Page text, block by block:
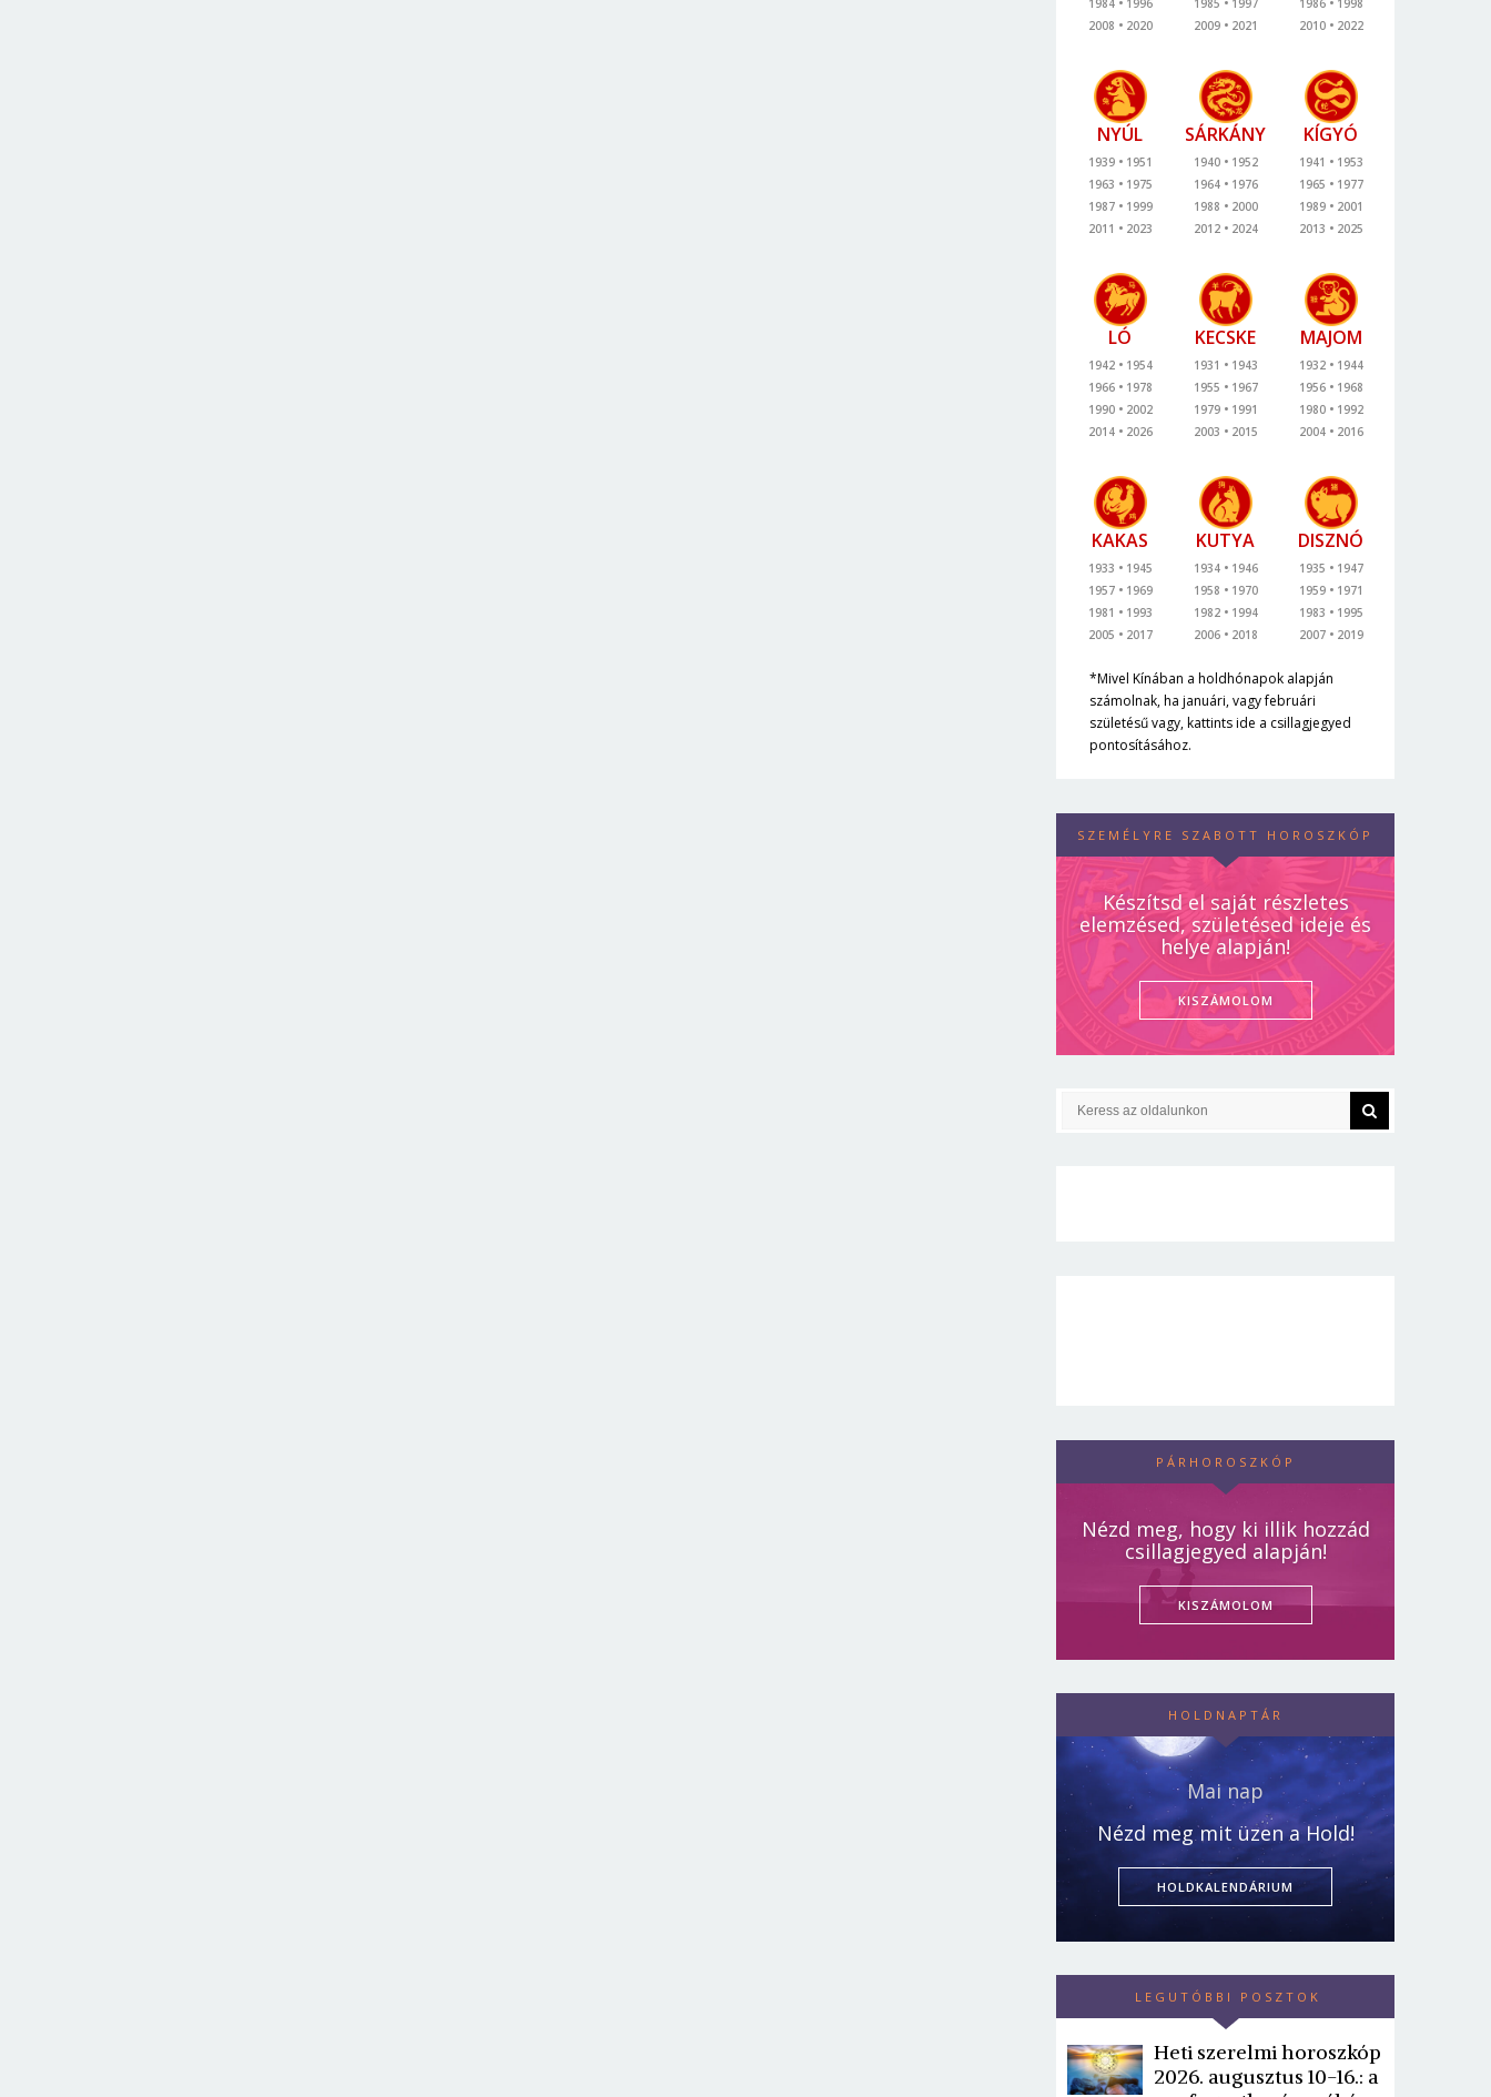
1984
1996
2008
2020
1985
1997
2009
2021
1986
1998
2010
2022
NYÚL
1939
1951
1963
1975
1987
1999
2011
2023
SÁRKÁNY
1940
1952
1964
1976
1988
2000
2012
2024
KÍGYÓ
1941
1953
1965
1977
1989
2001
2013
2025
LÓ
1942
1954
1966
1978
1990
2002
2014
2026
KECSKE
1931
1943
1955
1967
1979
1991
2003
2015
MAJOM
1932
1944
1956
1968
1980
1992
2004
2016
KAKAS
1933
1945
1957
1969
1981
1993
2005
2017
KUTYA
1934
1946
1958
1970
1982
1994
2006
2018
DISZNÓ
1935
1947
1959
1971
1983
1995
2007
2019
*Mivel Kínában a holdhónapok alapján
számolnak, ha januári, vagy februári
születésű vagy, kattints ide a csillagjegyed
pontosításához.
SZEMÉLYRE SZABOTT HOROSZKÓP
Készítsd el saját részletes
elemzésed, születésed ideje és
helye alapján!
KISZÁMOLOM
PÁRHOROSZKÓP
Nézd meg, hogy ki illik hozzád
csillagjegyed alapján!
KISZÁMOLOM
HOLDNAPTÁR
Mai nap
Nézd meg mit üzen a Hold!
HOLDKALENDÁRIUM
LEGUTÓBBI POSZTOK
Heti szerelmi horoszkóp
2026. augusztus 10-16.: a